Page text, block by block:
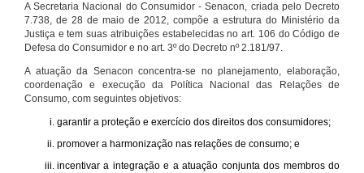
A Secretaria Nacional do Consumidor - Senacon, criada pelo Decreto
7.738, de 28 de maio de 2012, compõe a estrutura do Ministério da
Justiça e tem suas atribuições estabelecidas no art. 106 do Código de
Defesa do Consumidor e no art. 3º do Decreto nº 2.181/97.
A atuação da Senacon concentra-se no planejamento, elaboração,
coordenação e execução da Política Nacional das Relações de
Consumo, com seguintes objetivos:
garantir a proteção e exercício dos direitos dos consumidores;
promover a harmonização nas relações de consumo; e
incentivar a integração e a atuação conjunta dos membros do